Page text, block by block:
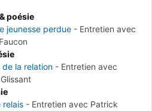
poésie
jeunesse perdue - Entretien avec
de la relation - Entretien avec
relais - Entretien avec Patrick